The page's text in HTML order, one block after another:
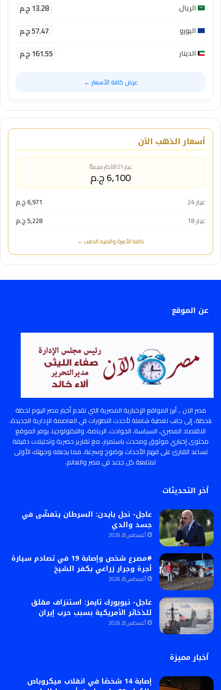
الريال 13.28 ج.م
اليورو 57.47 ج.م
الدينار 161.55 ج.م
عرض كافة الأسعار ←
أسعار الذهب الآن
عيار 21 (الأكثر مبيعاً)
6,100 ج.م
عيار 24
6,971 ج.م
عيار 18
5,228 ج.م
كافة الأعيرة والجنيه الذهب ←
عن الموقع
مصر الان .. أبرز المواقع الإخبارية المصرية التي تقدم أخبار مصر اليوم لحظة
بلحظة، إلى جانب تغطية شاملة لأحدث التطورات في العاصمة الإدارية الجديدة،
الاقتصاد المصري، السياسة، الحوادث، الرياضة، والتكنولوجيا. يوفر الموقع
محتوى إخباري موثوق ومحدث باستمرار، مع تقارير حصرية وتحليلات دقيقة
تساعد القارئ على فهم الأحداث بوضوح وسرعة، مما يجعله وجهتك الأولى
لمتابعة كل جديد في مصر والعالم.
أخر التحديثات
عاجل- نجل بايدن: السرطان يتفشّى في
جسد والدي
أغسطس 8, 2026
#مصرع شخص وإصابة 19 في تصادم سيارة
أجرة وجرار زراعي بكفر الشيخ
أغسطس 8, 2026
عاجل- نيويورك تايمز: استنزاف مقلق
للذخائر الأمريكية بسبب حرب إيران
أغسطس 8, 2026
أخبار مميزة
إصابة 14 شخصًا في انقلاب ميكروباص